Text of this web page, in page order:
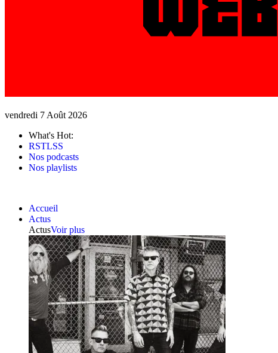
vendredi 7 Août 2026
What's Hot:
RSTLSS
Nos podcasts
Nos playlists
Accueil
Actus
ActusVoir plus